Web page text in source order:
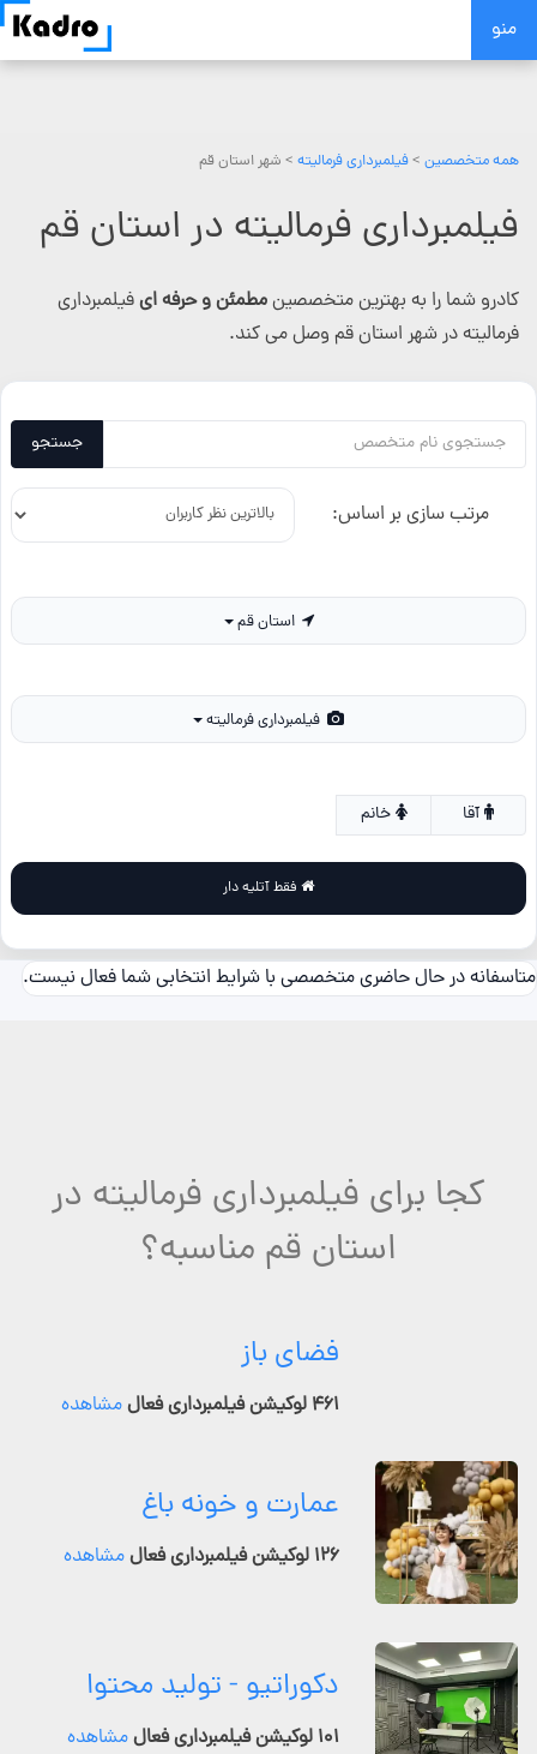
Skip
منو
همه متخصصین >فیلمبرداری فرمالیته > شهر استان قم
فیلمبرداری فرمالیته در استان قم
کادرو شما را به بهترین متخصصینمطمئن و حرفه ایفیلمبرداری
فرمالیته در شهر استان قم وصل می کند.
جستجو
مرتب سازی بر اساس:
استان قم
خانم
متاسفانه در حال حاضری متخصصی با شرایط انتخابی شما فعال نیست.
کجا برای فیلمبرداری فرمالیته در
استان قم مناسبه؟
فضای باز
۴۶۱ لوکیشن فیلمبرداری فعال مشاهده
عمارت و خونه باغ
۱۲۶ لوکیشن فیلمبرداری فعال مشاهده
دکوراتیو - تولید محتوا
۱۰۱ لوکیشن فیلمبرداری فعال مشاهده